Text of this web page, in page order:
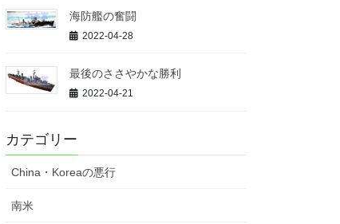
海防艦の奮闘
2022-04-28
最後のささやかな勝利
2022-04-21
カテゴリー
China・Koreaの悪行
南米